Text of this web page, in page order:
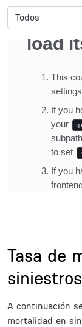
Tasa de
Description
A continuación
mortalidad en